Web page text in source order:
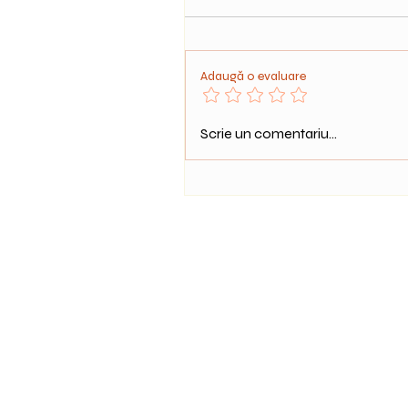
odată o fată ...
Adaugă o evaluare
Scrie un comentariu...